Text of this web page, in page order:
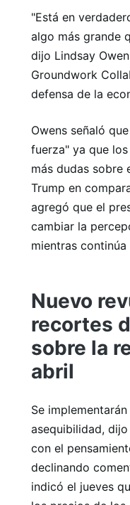
"Está en
algo más grande
dijo Lindsay
Groundwork
defensa de la
Owens señaló
fuerza" ya que
más dudas sobre
Trump en
agregó que el
cambiar la
mientras
Nuevo
recortes
sobre la
abril
Se
asequibilidad,
con el
declinando
indicó el jueves